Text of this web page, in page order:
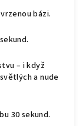
bázi.
– i když
a nude
30 sekund.